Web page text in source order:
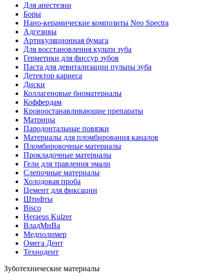
Для анестезии
Боры
Нано-керамические композиты Neo Spectra
Адгезивы
Артикуляционная бумага
Для восстановления культи зуба
Герметики для фиссур зубов
Паста для девитализации пульпы зуба
Детектор кариеса
Диски
Коллагеновые биоматериалы
Коффердам
Кровоостанавливающие препараты
Матрицы
Пародонтальные повязки
Материалы для пломбирования каналов
Пломбировочные материалы
Прокладочные материалы
Гели для травления эмали
Слепочные материалы
Холодовая проба
Цемент для фиксации
Штифты
Bisco
Heraeus Kulzer
ВладМиВа
Медполимер
Омега Дент
Технодент
Зуботехнические материалы